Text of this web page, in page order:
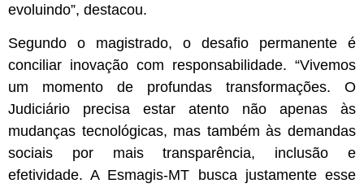
evoluindo”, destacou.
Segundo o magistrado, o desafio permanente é
conciliar inovação com responsabilidade. “Vivemos
um momento de profundas transformações. O
Judiciário precisa estar atento não apenas às
mudanças tecnológicas, mas também às demandas
sociais por mais transparência, inclusão e
efetividade. A Esmagis-MT busca justamente esse